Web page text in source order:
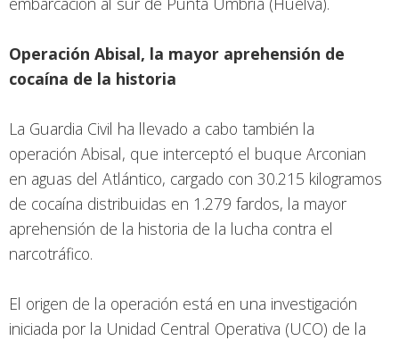
Operación Abisal, la mayor aprehensión de
cocaína de la historia
La Guardia Civil ha llevado a cabo también la
operación Abisal, que interceptó el buque Arconian
en aguas del Atlántico, cargado con 30.215 kilogramos
de cocaína distribuidas en 1.279 fardos, la mayor
aprehensión de la historia de la lucha contra el
narcotráfico.
El origen de la operación está en una investigación
iniciada por la Unidad Central Operativa (UCO) de la